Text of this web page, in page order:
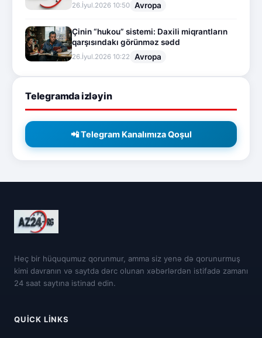
26.İyul.2026 10:50 Avropa
Çinin “hukou” sistemi: Daxili miqrantların
qarşısındakı görünməz sədd
26.İyul.2026 10:22 Avropa
Telegramda izləyin
📲 Telegram Kanalımıza Qoşul
Heç bir hüququmuz qorunmur, amma siz yenə də qorunurmuş
kimi davranın və saytda dərc olunan xəbərlərdən istifadə zamanı
24 saat saytına istinad edin.
QUICK LINKS